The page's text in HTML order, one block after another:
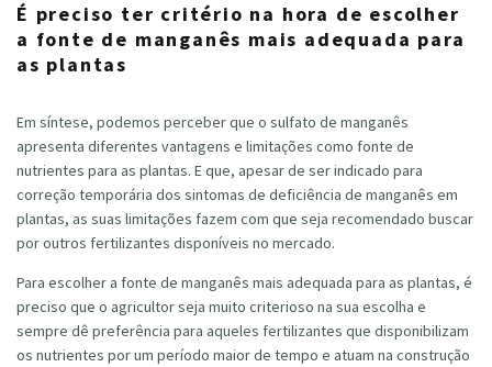
É preciso ter critério na hora de escolher
a fonte de manganês mais adequada para
as plantas
Em síntese, podemos perceber que o sulfato de manganês
apresenta diferentes vantagens e limitações como fonte de
nutrientes para as plantas. E que, apesar de ser indicado para
correção temporária dos sintomas de deficiência de manganês em
plantas, as suas limitações fazem com que seja recomendado buscar
por outros fertilizantes disponíveis no mercado.
Para escolher a fonte de manganês mais adequada para as plantas, é
preciso que o agricultor seja muito criterioso na sua escolha e
sempre dê preferência para aqueles fertilizantes que disponibilizam
os nutrientes por um período maior de tempo e atuam na construção